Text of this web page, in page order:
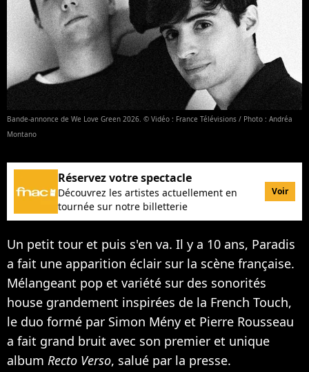
Bande-annonce de We Love Green 2026. © Vidéo : France Télévisions / Photo : Andréa
Montano
Réservez votre spectacle
Découvrez les artistes actuellement en
tournée sur notre billetterie
Voir
Un petit tour et puis s'en va. Il y a 10 ans, Paradis
a fait une apparition éclair sur la scène française.
Mélangeant pop et variété sur des sonorités
house grandement inspirées de la French Touch,
le duo formé par Simon Mény et Pierre Rousseau
a fait grand bruit avec son premier et unique
album Recto Verso, salué par la presse.